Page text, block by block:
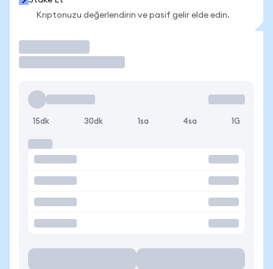
Kriptonuzu değerlendirin ve pasif gelir elde edin.
15dk 30dk 1sa 4sa 1G